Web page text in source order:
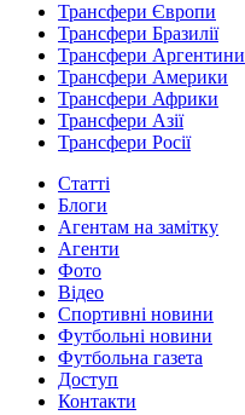
Трансфери Європи
Трансфери Бразилії
Трансфери Аргентини
Трансфери Америки
Трансфери Африки
Трансфери Азії
Трансфери Росії
Статті
Блоги
Агентам на замітку
Агенти
Фото
Відео
Спортивні новини
Футбольні новини
Футбольна газета
Доступ
Контакти